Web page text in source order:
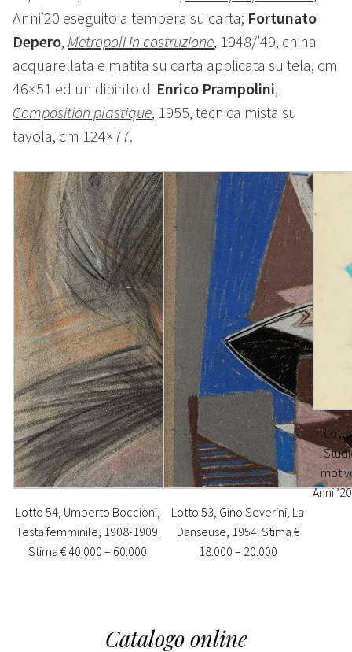
Anni’20 eseguito a tempera su carta; Fortunato
Depero, Metropoli in costruzione, 1948/’49, china
acquarellata e matita su carta applicata su tela, cm
46×51 ed un dipinto di Enrico Prampolini,
Composition plastique, 1955, tecnica mista su
tavola, cm 124×77.
Lotto 54, Umberto Boccioni,
Testa femminile, 1908-1909.
Stima € 40.000 – 60.000
Lotto 53, Gino Severini, La
Danseuse, 1954. Stima €
18.000 – 20.000
Anni
Catalogo online